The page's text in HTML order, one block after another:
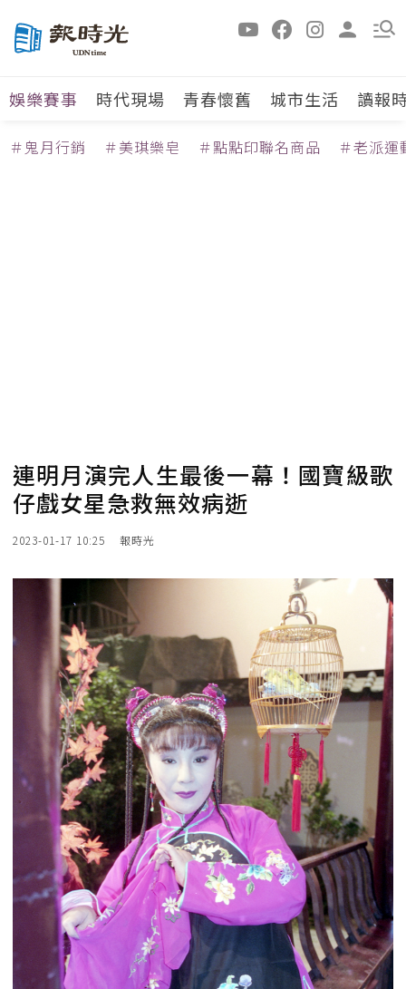
娛樂賽事 時代現場 青春懷舊 城市生活 讀報
＃鬼月行銷 ＃美琪樂皂 ＃點點印聯名商品 ＃老派運
連明月演完人生最後一幕！國寶級歌
仔戲女星急救無效病逝
2023-01-17 10:25 報時光